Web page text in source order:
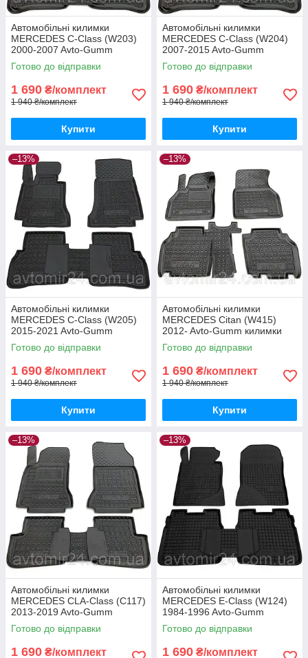
Автомобільні килимки
MERCEDES C-Class (W203)
2000-2007 Avto-Gumm
килимки для авто МЕРСЕДЕС
Ц-Класс (В203) 2000-2007
Готово до відправки
1 690 ₴/комплект
1 940 ₴/комплект
Купити
Автомобільні килимки
MERCEDES C-Class (W204)
2007-2015 Avto-Gumm
килимки для авто МЕРСЕДЕС
Ц-Класс (В204) 2007-2015
Готово до відправки
1 690 ₴/комплект
1 940 ₴/комплект
Купити
–13%
Автомобільні килимки
MERCEDES C-Class (W205)
2015-2021 Avto-Gumm
килимки для авто МЕРСЕДЕС
Ц-Класс (В205) 2015-2021
Готово до відправки
1 690 ₴/комплект
1 940 ₴/комплект
Купити
–13%
Автомобільні килимки
MERCEDES Citan (W415)
2012- Avto-Gumm килимки
для авто МЕРСЕДЕС Цитан
(В415) 2012- Автогум
Готово до відправки
1 690 ₴/комплект
1 940 ₴/комплект
Купити
–13%
Автомобільні килимки
MERCEDES CLA-Сlass (C117)
2013-2019 Avto-Gumm
килимки для авто МЕРСЕДЕС
ЦЛА-Класс (Ц117) 2013-2019
Готово до відправки
1 690 ₴/комплект
–13%
Автомобільні килимки
MERCEDES E-Class (W124)
1984-1996 Avto-Gumm
килимки для авто МЕРСЕДЕС
Е-Класс (В124) 1984-1996
Готово до відправки
1 690 ₴/комплект